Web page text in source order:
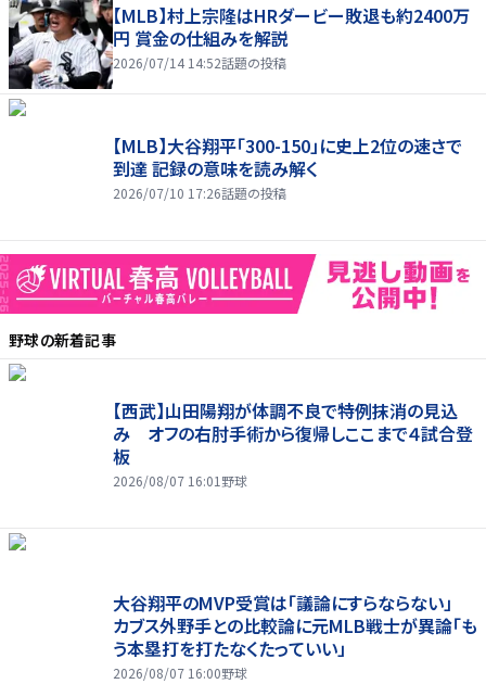
【MLB】村上宗隆はHRダービー敗退も約2400万
円 賞金の仕組みを解説
2026/07/14 14:52話題の投稿
【MLB】大谷翔平「300-150」に史上2位の速さで
到達 記録の意味を読み解く
2026/07/10 17:26話題の投稿
野球の新着記事
【西武】山田陽翔が体調不良で特例抹消の見込
み オフの右肘手術から復帰しここまで４試合登
板
2026/08/07 16:01 野球
大谷翔平のMVP受賞は「議論にすらならない」
カブス外野手との比較論に元MLB戦士が異論「も
う本塁打を打たなくたっていい」
2026/08/07 16:00野球